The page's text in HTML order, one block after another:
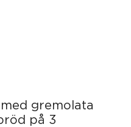
gremolata
på 3